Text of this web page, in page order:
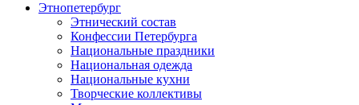
Этнопетербург
Этнический состав
Конфессии Петербурга
Национальные праздники
Национальная одежда
Национальные кухни
Творческие коллективы